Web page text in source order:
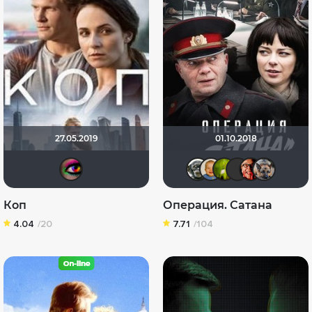
27.05.2019
Коп
4.04 /20
01.10.2018
Serega44
Операция. Сатана
7.71 /104